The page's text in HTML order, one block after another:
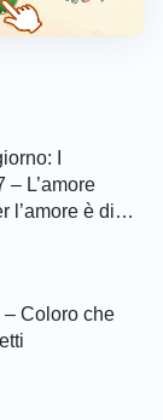
I
– L’amore
l’amore è di
– Coloro che